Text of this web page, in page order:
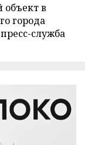
объект в
города
служба